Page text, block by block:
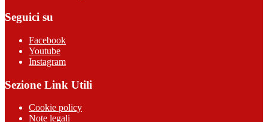
Seguici su
Facebook
Youtube
Instagram
Sezione Link Utili
Cookie policy
Note legali